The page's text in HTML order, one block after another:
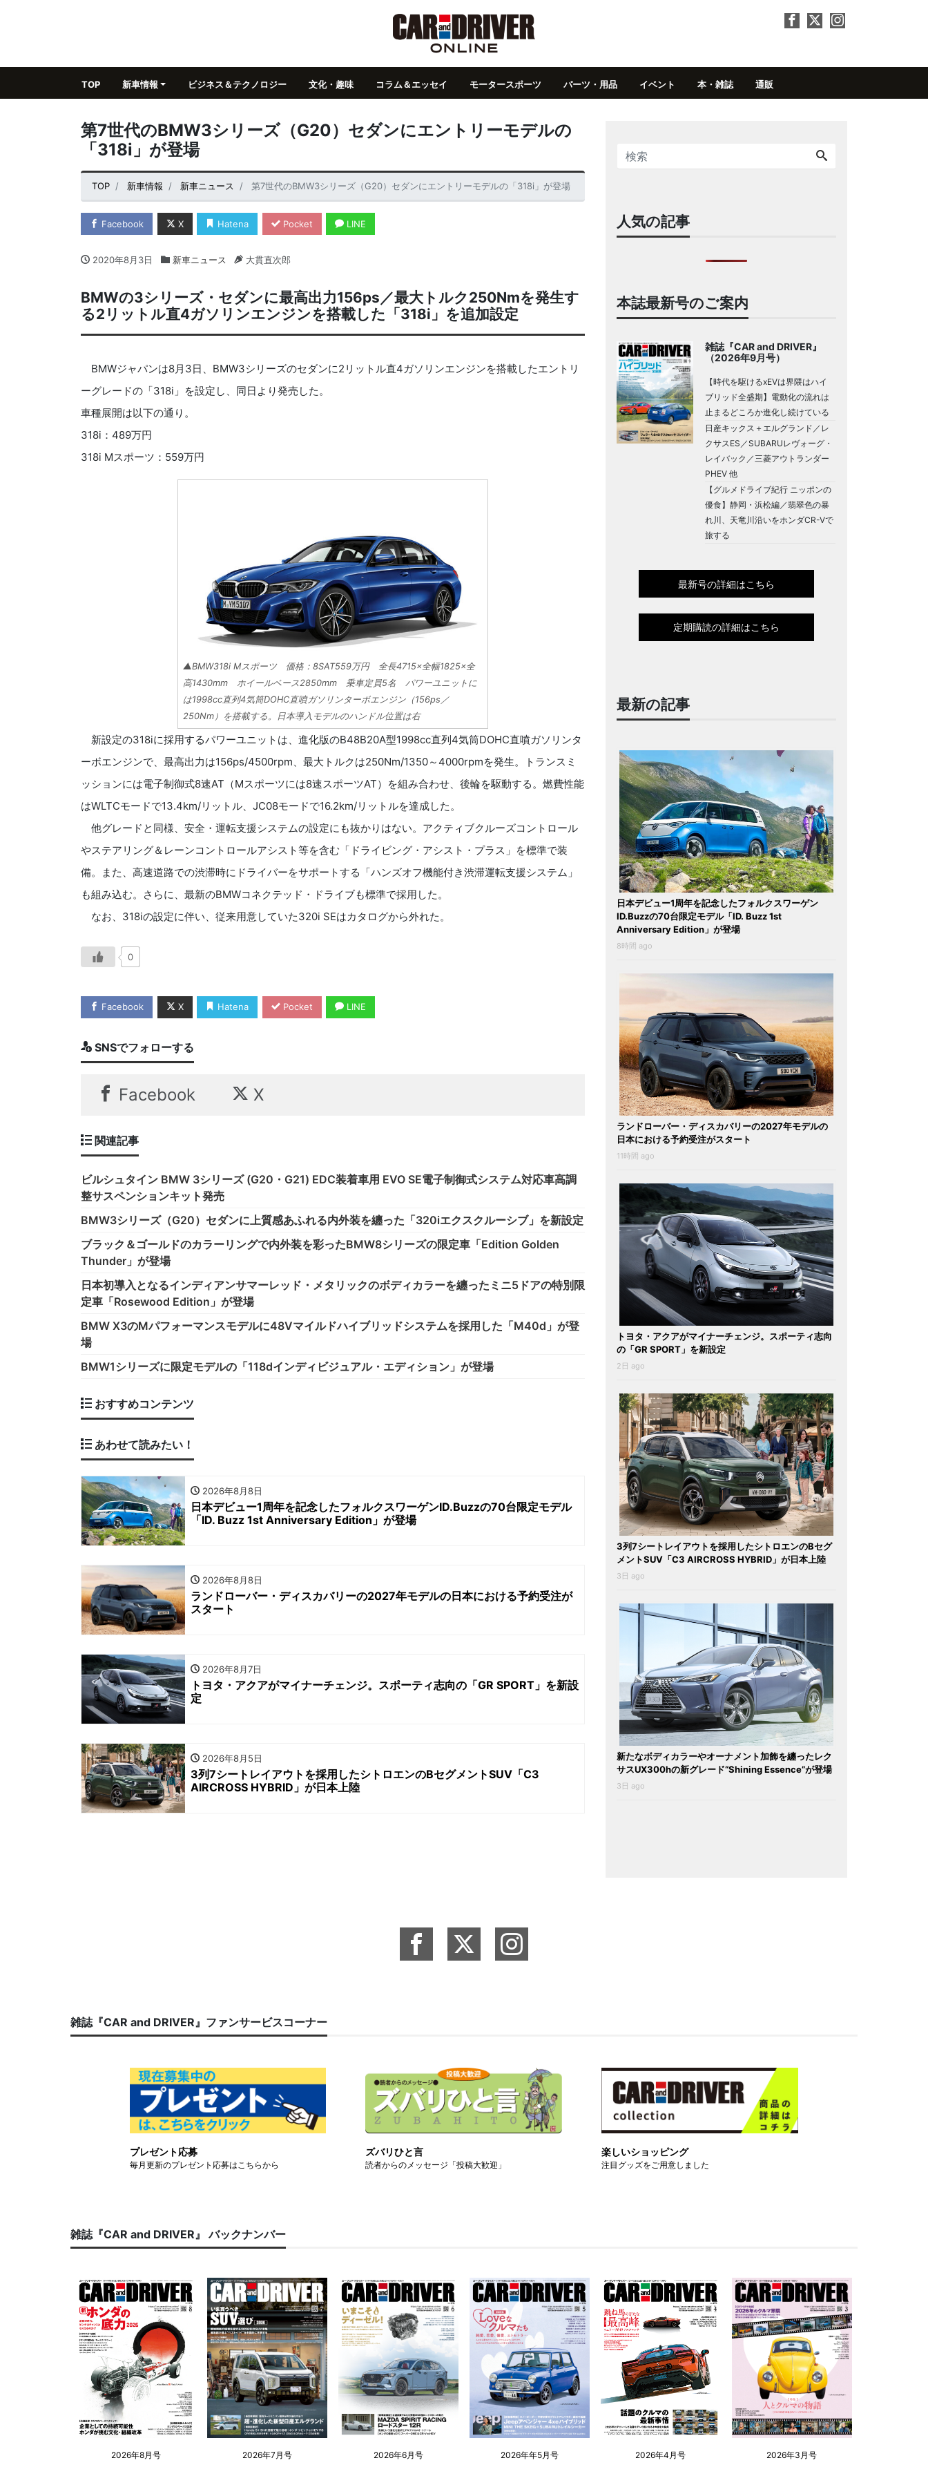
TOP 新車情報 ビジネス＆テクノロジー 文化・趣味 コラム＆エッセイ モータースポーツ パーツ・用品 イベント 本・雑誌 通販
第7世代のBMW3シリーズ（G20）セダンにエントリーモデルの
「318i」が登場
TOP 新車情報 新車ニュース 第7世代のBMW3シリーズ（G20）セダンにエントリーモデルの「318i」が登場
Facebook X Hatena Pocket LINE
2020年8月3日 新車ニュース 大貫直次郎
BMWの3シリーズ・セダンに最高出力156ps／最大トルク250Nmを発生す
る2リットル直4ガソリンエンジンを搭載した「318i」を追加設定
BMWジャパンは8月3日、BMW3シリーズのセダンに2リットル直4ガソリンエンジンを搭載したエントリ
ーグレードの「318i」を設定し、同日より発売した。
車種展開は以下の通り。
318i：489万円
318i Mスポーツ：559万円
▲BMW318i Mスポーツ 価格：8SAT559万円 全長4715×全幅1825×全
高1430mm ホイールベース2850mm 乗車定員5名 パワーユニットに
は1998cc直列4気筒DOHC直噴ガソリンターボエンジン（156ps／
250Nm）を搭載する。日本導入モデルのハンドル位置は右
新設定の318iに採用するパワーユニットは、進化版のB48B20A型1998cc直列4気筒DOHC直噴ガソリンタ
ーボエンジンで、最高出力は156ps/4500rpm、最大トルクは250Nm/1350～4000rpmを発生。トランスミ
ッションには電子制御式8速AT（Mスポーツには8速スポーツAT）を組み合わせ、後輪を駆動する。燃費性能
はWLTCモードで13.4km/リットル、JC08モードで16.2km/リットルを達成した。
他グレードと同様、安全・運転支援システムの設定にも抜かりはない。アクティブクルーズコントロール
やステアリング＆レーンコントロールアシスト等を含む「ドライビング・アシスト・プラス」を標準で装
備。また、高速道路での渋滞時にドライバーをサポートする「ハンズオフ機能付き渋滞運転支援システム」
も組み込む。さらに、最新のBMWコネクテッド・ドライブも標準で採用した。
なお、318iの設定に伴い、従来用意していた320i SEはカタログから外れた。
0
Facebook X Hatena Pocket LINE
SNSでフォローする
Facebook X
関連記事
ビルシュタイン BMW 3シリーズ (G20・G21) EDC装着車用 EVO SE電子制御式システム対応車高調
整サスペンションキット発売
BMW3シリーズ（G20）セダンに上質感あふれる内外装を纏った「320iエクスクルーシブ」を新設定
ブラック＆ゴールドのカラーリングで内外装を彩ったBMW8シリーズの限定車「Edition Golden
Thunder」が登場
日本初導入となるインディアンサマーレッド・メタリックのボディカラーを纏ったミニ5ドアの特別限
定車「Rosewood Edition」が登場
BMW X3のMパフォーマンスモデルに48Vマイルドハイブリッドシステムを採用した「M40d」が登
場
BMW1シリーズに限定モデルの「118dインディビジュアル・エディション」が登場
おすすめコンテンツ
あわせて読みたい！
2026年8月8日
日本デビュー1周年を記念したフォルクスワーゲンID.Buzzの70台限定モデル
「ID. Buzz 1st Anniversary Edition」が登場
2026年8月8日
ランドローバー・ディスカバリーの2027年モデルの日本における予約受注が
スタート
2026年8月7日
トヨタ・アクアがマイナーチェンジ。スポーティ志向の「GR SPORT」を新設
定
2026年8月5日
3列7シートレイアウトを採用したシトロエンのBセグメントSUV「C3
AIRCROSS HYBRID」が日本上陸
人気の記事
本誌最新号のご案内
雑誌『CAR and DRIVER』
（2026年9月号）
【時代を駆けるxEVは界隈はハイ
ブリッド全盛期】電動化の流れは
止まるどころか進化し続けている
日産キックス＋エルグランド／レ
クサスES／SUBARUレヴォーグ・
レイバック／三菱アウトランダー
PHEV 他
【グルメドライブ紀行 ニッポンの
優食】静岡・浜松編／翡翠色の暴
れ川、天竜川沿いをホンダCR-Vで
旅する
最新号の詳細はこちら
定期購読の詳細はこちら
最新の記事
日本デビュー1周年を記念したフォルクスワーゲン
ID.Buzzの70台限定モデル「ID. Buzz 1st
Anniversary Edition」が登場
8時間 ago
ランドローバー・ディスカバリーの2027年モデルの
日本における予約受注がスタート
11時間 ago
トヨタ・アクアがマイナーチェンジ。スポーティ志向
の「GR SPORT」を新設定
2日 ago
3列7シートレイアウトを採用したシトロエンのBセグ
メントSUV「C3 AIRCROSS HYBRID」が日本上陸
3日 ago
新たなボディカラーやオーナメント加飾を纏ったレク
サスUX300hの新グレード“Shining Essence”が登場
3日 ago
雑誌『CAR and DRIVER』ファンサービスコーナー
プレゼント応募
毎月更新のプレゼント応募はこちらから
ズバリひと言
読者からのメッセージ「投稿大歓迎」
楽しいショッピング
注目グッズをご用意しました
雑誌『CAR and DRIVER』 バックナンバー
2026年8月号 2026年7月号 2026年6月号 2026年年5月号 2026年4月号 2026年3月号